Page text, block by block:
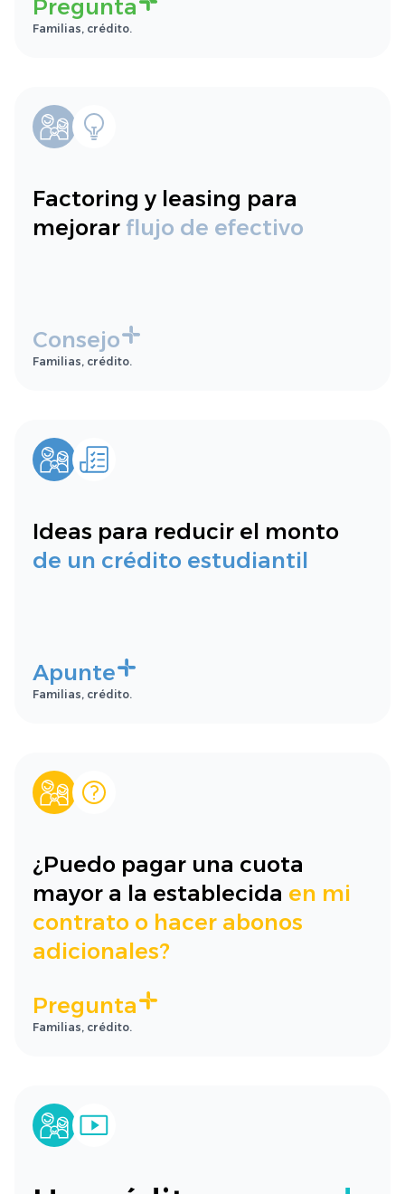
Pregunta
Familias, crédito.
Factoring y leasing para
mejorar flujo de efectivo
Consejo
Familias, crédito.
Ideas para reducir el monto
de un crédito estudiantil
Apunte
Familias, crédito.
¿Puedo pagar una cuota
mayor a la establecida en mi
contrato o hacer abonos
adicionales?
Pregunta
Familias, crédito.